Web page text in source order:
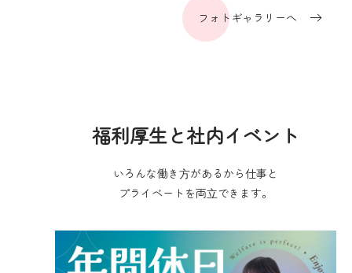
フォトギャラリーへ
福利厚生と社内イベント
いろんな働き⽅があるから仕事と
プライベートを両⽴できます。